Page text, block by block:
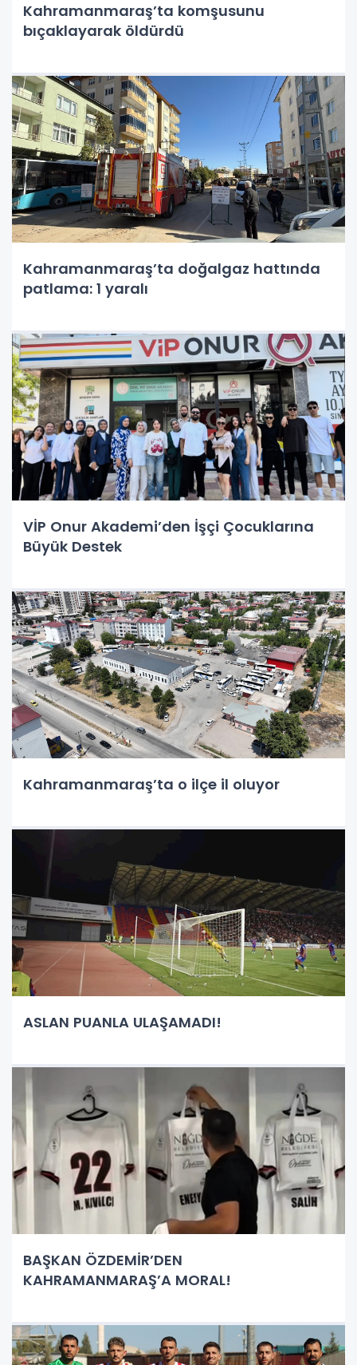
Kahramanmaraş’ta komşusunu
bıçaklayarak öldürdü
Kahramanmaraş’ta doğalgaz hattında
patlama: 1 yaralı
VİP Onur Akademi’den İşçi Çocuklarına
Büyük Destek
Kahramanmaraş’ta o ilçe il oluyor
ASLAN PUANLA ULAŞAMADI!
BAŞKAN ÖZDEMİR’DEN
KAHRAMANMARAŞ’A MORAL!